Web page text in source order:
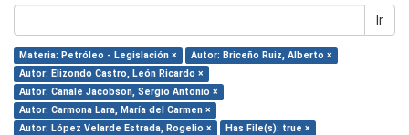
Ir
Materia: Petróleo - Legislación ×
Autor: Briceño Ruiz, Alberto ×
Autor: Elizondo Castro, León Ricardo ×
Autor: Canale Jacobson, Sergio Antonio ×
Autor: Carmona Lara, María del Carmen ×
Autor: López Velarde Estrada, Rogelio ×
Has File(s): true ×